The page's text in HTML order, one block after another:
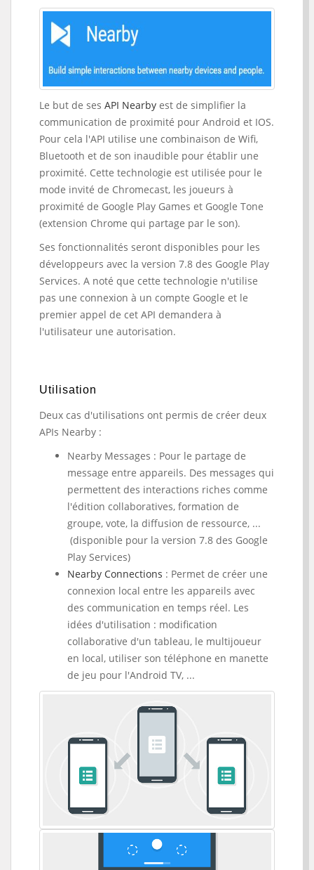
Le but de ses API Nearby est de simplifier la
communication de proximité pour Android et IOS.
Pour cela l'API utilise une combinaison de Wifi,
Bluetooth et de son inaudible pour établir une
proximité. Cette technologie est utilisée pour le
mode invité de Chromecast, les joueurs à
proximité de Google Play Games et Google Tone
(extension Chrome qui partage par le son).
Ses fonctionnalités seront disponibles pour les
développeurs avec la version 7.8 des Google Play
Services. A noté que cette technologie n'utilise
pas une connexion à un compte Google et le
premier appel de cet API demandera à
l'utilisateur une autorisation.
Utilisation
Deux cas d'utilisations ont permis de créer deux
APIs Nearby :
Nearby Messages : Pour le partage de
message entre appareils. Des messages qui
permettent des interactions riches comme
l'édition collaboratives, formation de
groupe, vote, la diffusion de ressource, ...
(disponible pour la version 7.8 des Google
Play Services)
Nearby Connections : Permet de créer une
connexion local entre les appareils avec
des communication en temps réel. Les
idées d'utilisation : modification
collaborative d'un tableau, le multijoueur
en local, utiliser son téléphone en manette
de jeu pour l'Android TV, ...